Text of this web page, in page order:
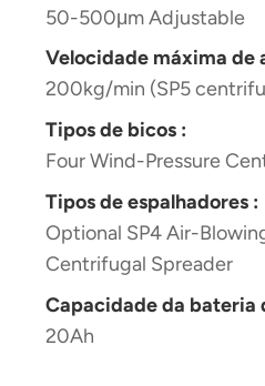
50-500μm Adjustable
Velocidade máxima de
200kg/min (SP5
Tipos de bicos :
Four Wind-Pressure
Tipos de espalhadores :
Optional SP4 Air-
Centrifugal Spreader
Capacidade da bateria
20Ah